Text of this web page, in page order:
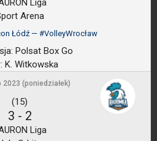
Liga
Arena
Łódź — #VolleyWrocław
Polsat Box Go
K. Witkowska
2023 (poniedziałek)
(15)
3 - 2
Liga